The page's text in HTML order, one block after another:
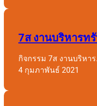
7ส งานบริหารท
กิจกรรม 7ส งานบริหา
4 กุมภาพันธ์ 2021